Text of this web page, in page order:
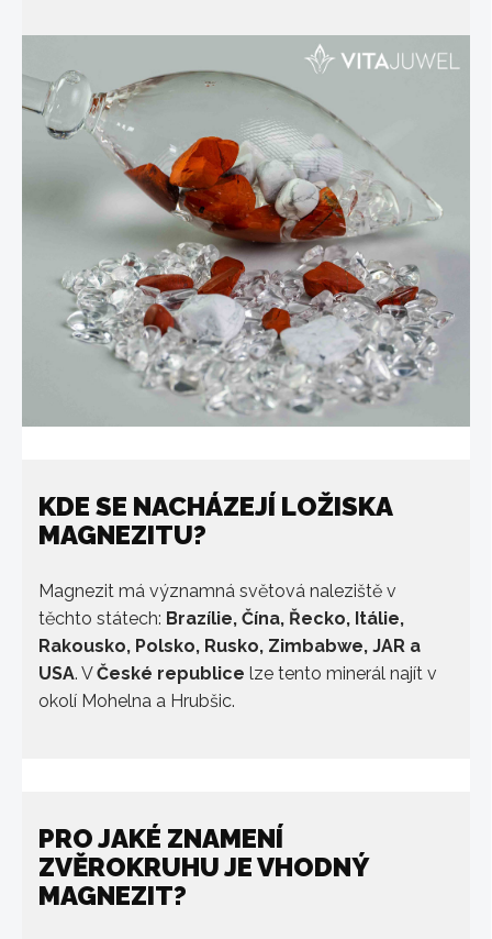
KDE SE NACHÁZEJÍ LOŽISKA
MAGNEZITU?
Magnezit má významná světová naleziště v
těchto státech: Brazílie, Čína, Řecko, Itálie,
Rakousko, Polsko, Rusko, Zimbabwe, JAR a
USA. VČeské republice lze tento minerál najít v
okolí Mohelna a Hrubšic.
PRO JAKÉ ZNAMENÍ
ZVĚROKRUHU JE VHODNÝ
MAGNEZIT?